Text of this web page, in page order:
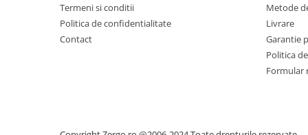
Ustensile ornare prajituri
Vaze si boluri decorative
Termeni si conditii
Politica de confidentialitate
Contact
Metode
Livrare
Garantie
Politica
Formular